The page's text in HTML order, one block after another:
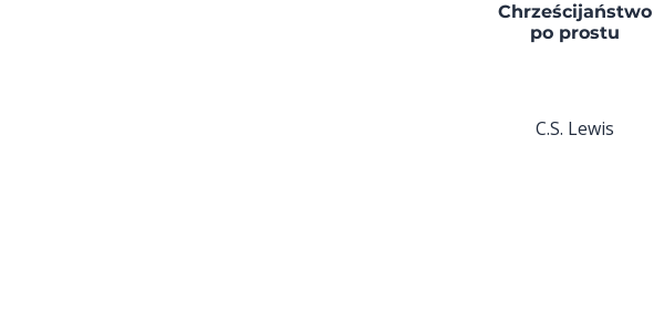
Chrześcijaństwo
po prostu
C.S. Lewis